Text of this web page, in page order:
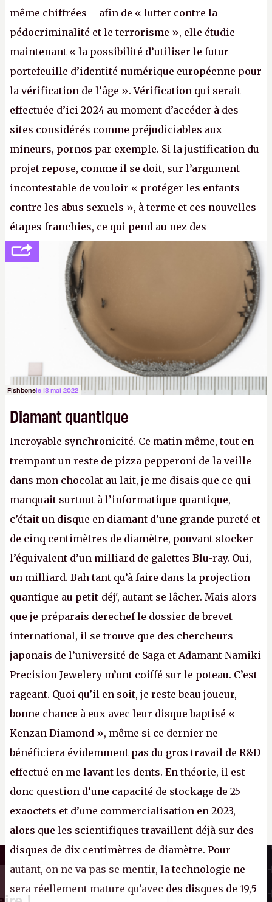
même chiffrées – afin de « lutter contre la
pédocriminalité et le terrorisme », elle étudie
maintenant « la possibilité d’utiliser le futur
portefeuille d’identité numérique européenne pour
la vérification de l’âge ». Vérification qui serait
effectuée d’ici 2024 au moment d’accéder à des
sites considérés comme préjudiciables aux
mineurs, pornos par exemple. Si la justification du
projet repose, comme il se doit, sur l’argument
incontestable de vouloir « protéger les enfants
contre les abus sexuels », à terme et ces nouvelles
étapes franchies, ce qui pend au nez des
internautes est à n'en point douter la mise en place
de l’identification obligatoire pour se connecter au
http://cpc.cx/AH432N1
- Crédit photo : Pexels -
Fishbonele 13 mai 2022
Diamant quantique
Incroyable synchronicité. Ce matin même, tout en
trempant un reste de pizza pepperoni de la veille
dans mon chocolat au lait, je me disais que ce qui
manquait surtout à l’informatique quantique,
c’était un disque en diamant d’une grande pureté et
de cinq centimètres de diamètre, pouvant stocker
l’équivalent d’un milliard de galettes Blu-ray. Oui,
un milliard. Bah tant qu’à faire dans la projection
quantique au petit-déj', autant se lâcher. Mais alors
que je préparais derechef le dossier de brevet
international, il se trouve que des chercheurs
japonais de l’université de Saga et Adamant Namiki
Precision Jewelery m’ont coiffé sur le poteau. C’est
rageant. Quoi qu’il en soit, je reste beau joueur,
bonne chance à eux avec leur disque baptisé «
Kenzan Diamond », même si ce dernier ne
bénéficiera évidemment pas du gros travail de R&D
effectué en me lavant les dents. En théorie, il est
donc question d’une capacité de stockage de 25
exaoctets et d’une commercialisation en 2023,
alors que les scientifiques travaillent déjà sur des
disques de dix centimètres de diamètre. Pour
autant, on ne va pas se mentir, la technologie ne
sera réellement mature qu’avec des disques de 19,5
Kiosque numérique
Boutique
Il n'y a pas de
Cookie à se faire !
Ce site n'a recours à aucun tracker
externe, ne partage avec personne ses